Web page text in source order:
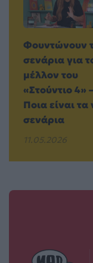
Φουντώνουν
σενάρια για
μέλλον του
«Στούντιο 4» –
Ποια είναι τα
σενάρια
11.05.2026